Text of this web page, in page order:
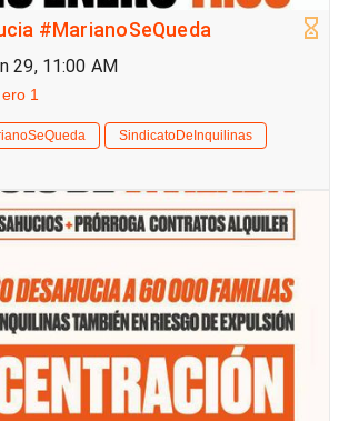
#MarianoSeQueda
29, 11:00 AM
1
SindicatoDeInquilinas